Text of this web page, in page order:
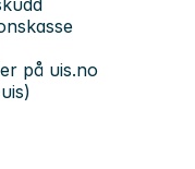
på uis.no